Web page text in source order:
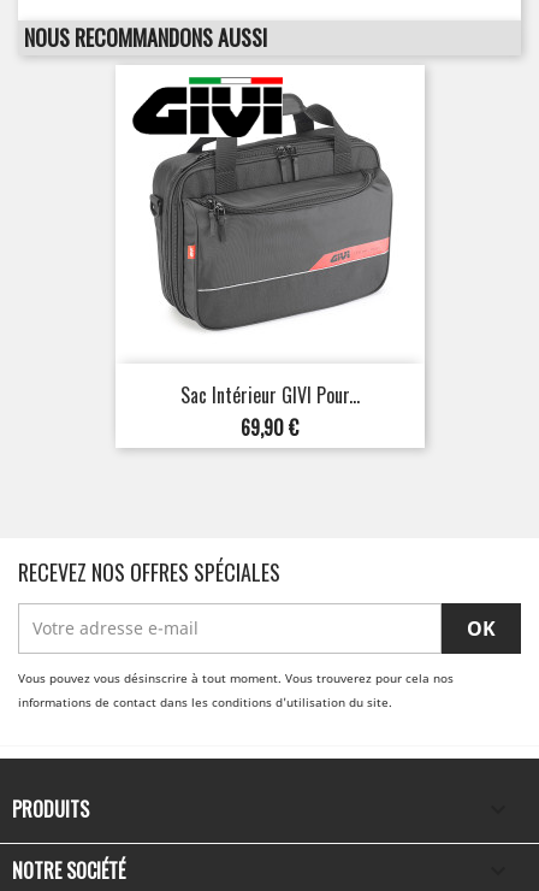
NOUS RECOMMANDONS AUSSI
Sac Intérieur GIVI Pour...
Prix
69,90 €
RECEVEZ NOS OFFRES SPÉCIALES
Vous pouvez vous désinscrire à tout moment. Vous trouverez pour cela nos
informations de contact dans les conditions d'utilisation du site.
PRODUITS
NOTRE SOCIÉTÉ